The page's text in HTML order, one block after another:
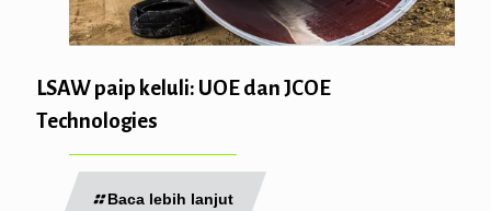
LSAW paip keluli: UOE dan JCOE
Technologies
Baca lebih lanjut